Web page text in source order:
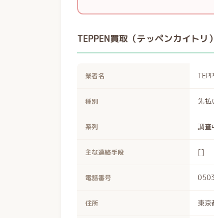
TEPPEN買取（テッペンカイトリ
業者名
種別 先払
系列 調査
主な連絡手段 []
電話番号
住所 東